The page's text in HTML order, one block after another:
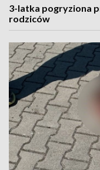
3-latka pogryziona
rodziców